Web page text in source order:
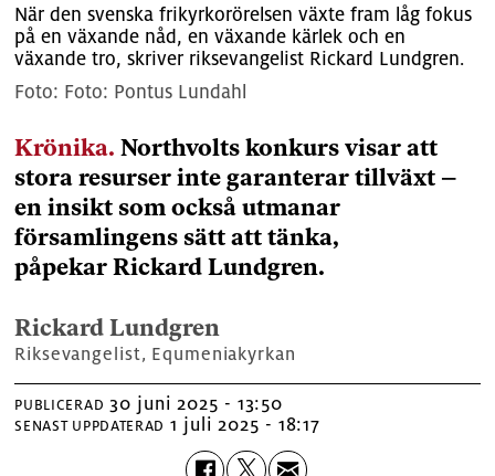
När den svenska frikyrkorörelsen växte fram låg fokus
på en växande nåd, en växande kärlek och en
växande tro, skriver riksevangelist Rickard Lundgren.
Foto: Pontus Lundahl
Krönika. Northvolts konkurs visar att
stora resurser inte garanterar tillväxt –
en insikt som också utmanar
församlingens sätt att tänka,
påpekar Rickard Lundgren.
Rickard Lundgren
Riksevangelist, Equmeniakyrkan
PUBLICERAD 30 juni 2025 - 13:50
SENAST UPPDATERAD 1 juli 2025 - 18:17